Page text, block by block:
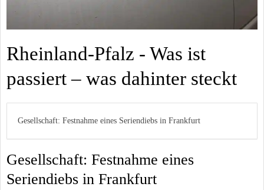
Rheinland-Pfalz - Was ist
passiert – was dahinter steckt
Gesellschaft: Festnahme eines Seriendiebs in Frankfurt
Gesellschaft: Festnahme eines
Seriendiebs in Frankfurt